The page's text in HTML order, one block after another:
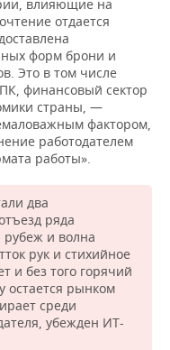
влияющие на
отдается
форм брони и
Это в том числе
финансовый сектор
страны, —
фактором,
работодателем
работы».
два
ряда
рубеж и волна
рук и стихийное
и без того горячий
остается рынком
среди
убежден ИТ-